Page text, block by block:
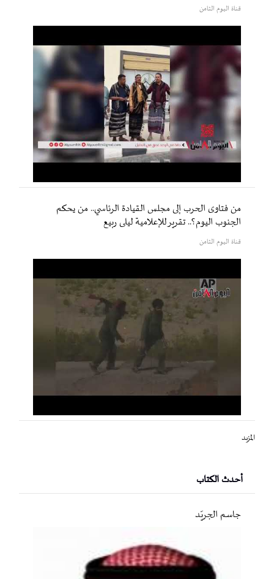
قناة اليوم الثامن
من فتاوى الحرب إلى مجلس القيادة الرئاسي.. من يحكم
الجنوب اليوم؟.. تقرير للإعلامية ليلى ربيع
قناة اليوم الثامن
المزيد
أحدث الكتاب
جاسم الجريّد